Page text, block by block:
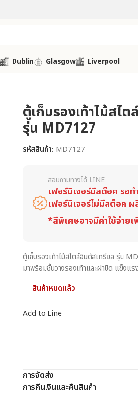
Dublin Glasgow Liverpool
ตู้เก็บรองเท้าไม้สไ
รุ่น MD7127
รหัสสินค้า: MD7127
สอบถามทางได้ LINE
เฟอร์นิเจอร์มีสต็อค รอท
เฟอร์นิเจอร์ไม่มีสต็อค
*สีพิเศษอาจมีค่าใช้จ่ายเ
ตู้เก็บรองเท้าไม้สไตล์อินดัสเทรียล รุ่น
มาพร้อมชั้นวางรองเท้าและฝาปิด แข็งแ
สินค้าหมดแล้ว
Add to Line
การจัดส่ง
การคืนเงินและคืนสินค้า